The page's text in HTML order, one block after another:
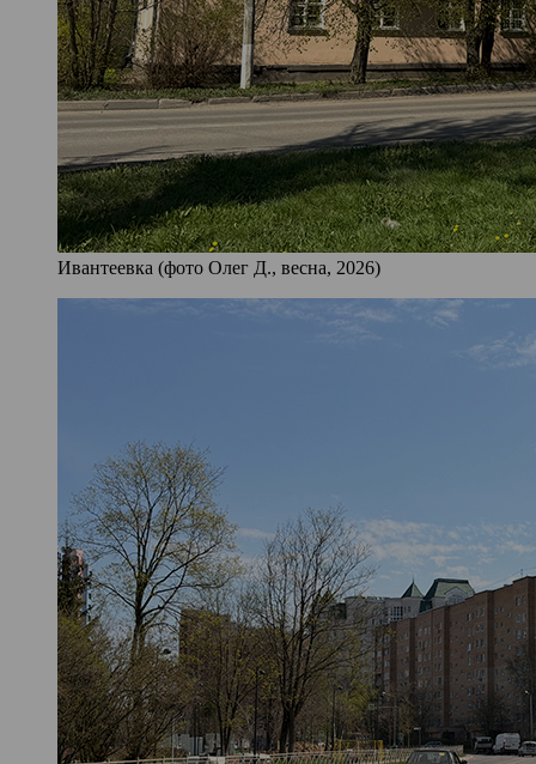
Ивантеевка (фото Олег Д., весна, 2026)